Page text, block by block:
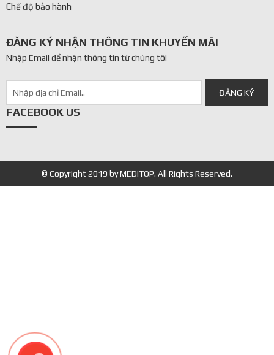
Chế độ bảo hành
ĐĂNG KÝ NHẬN THÔNG TIN KHUYẾN MÃI
Nhập Email để nhận thông tin từ chúng tôi
FACEBOOK US
© Copyright 2019 by MEDITOP. All Rights Reserved.